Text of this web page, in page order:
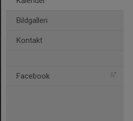
Bildgalleri
Kontakt
Facebook